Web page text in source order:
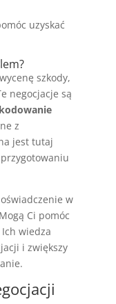
uzyskać
szkody,
negocjacje są
z
jest tutaj
w
Ci pomóc
wiedza
i zwiększy